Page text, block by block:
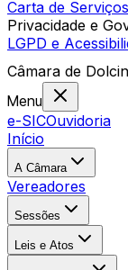
Carta de Serviços
Privacidade e
LGPD e
Câmara de
Menu
e-SICOuvidoria
Início
A Câmara
Vereadores
Sessões
Leis e Atos